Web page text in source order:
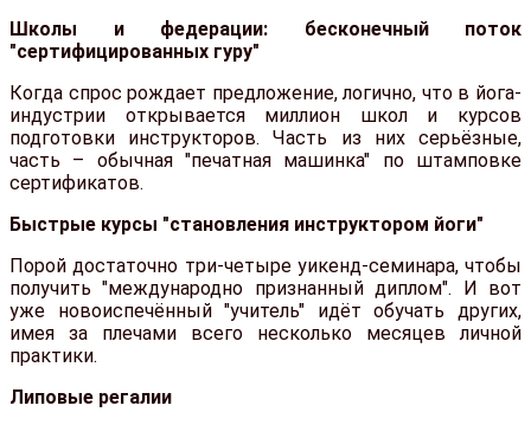
Школы и федерации: бесконечный поток
"сертифицированных гуру"
Когда спрос рождает предложение, логично, что в йога-
индустрии открывается миллион школ и курсов
подготовки инструкторов. Часть из них серьёзные,
часть – обычная "печатная машинка" по штамповке
сертификатов.
Быстрые курсы "становления инструктором йоги"
Порой достаточно три-четыре уикенд-семинара, чтобы
получить "международно признанный диплом". И вот
уже новоиспечённый "учитель" идёт обучать других,
имея за плечами всего несколько месяцев личной
практики.
Липовые регалии